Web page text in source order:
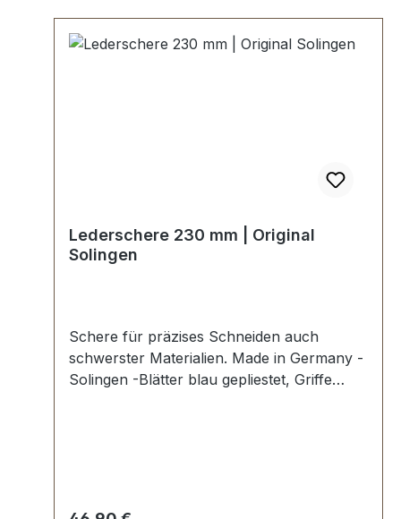
Lederschere 230 mm | Original
Solingen
Schere für präzises Schneiden auch
schwerster Materialien. Made in Germany -
Solingen -Blätter blau gepliestet, Griffe